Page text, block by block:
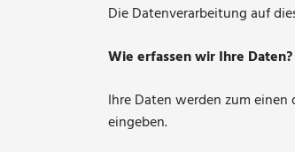
Die Datenverarbeitung auf
Wie erfassen wir Ihre Daten?
Ihre Daten werden zum
eingeben.